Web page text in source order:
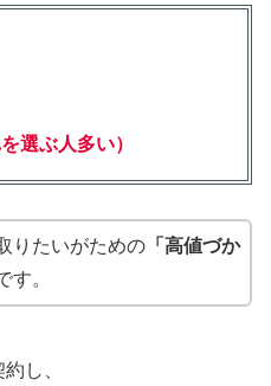
選ぶ人多い）
りたいがための「高値づか
す。
し、